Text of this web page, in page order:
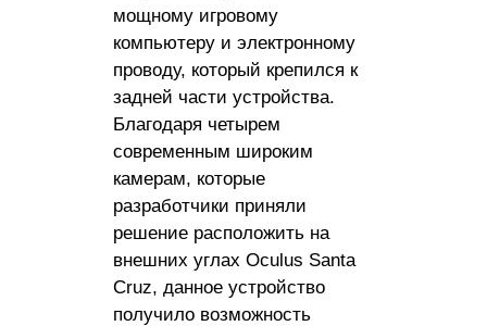
мощному игровому
компьютеру и электронному
проводу, который крепился к
задней части устройства.
Благодаря четырем
современным широким
камерам, которые
разработчики приняли
решение расположить на
внешних углах Oculus Santa
Cruz, данное устройство
получило возможность